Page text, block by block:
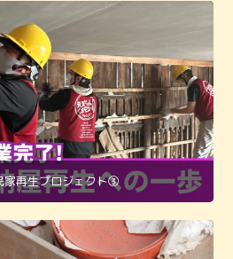
家再生プロジェクト➂